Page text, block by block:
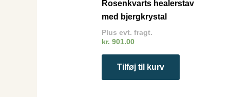
Rosenkvarts healerstav
med bjergkrystal
Plus evt. fragt.
kr. 901.00
Tilføj til kurv